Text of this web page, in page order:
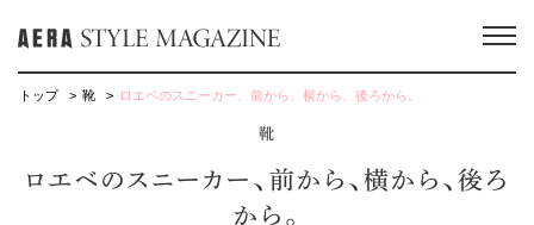
トップ 靴 ロエベのスニーカー、前から、横から、後ろから。
靴
ロエベのスニーカー、前から、横から、後ろ
から。